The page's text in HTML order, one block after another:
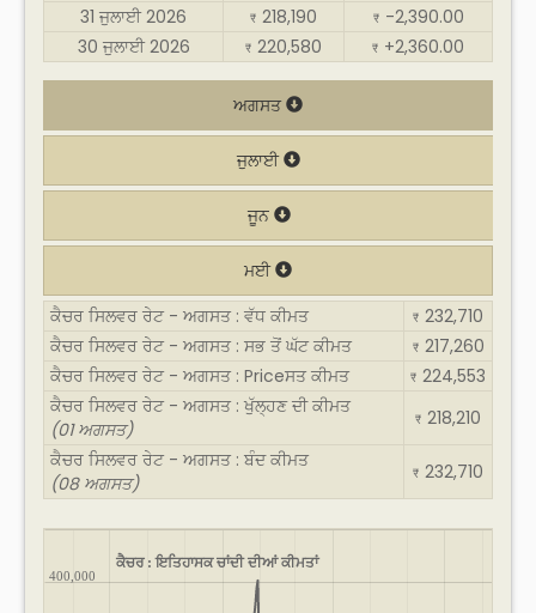
31 ਜੁਲਾਈ 2026
₹ 218,190 ₹ -2,390.00
30 ਜੁਲਾਈ 2026
₹ 220,580 ₹ +2,360.00
ਅਗਸਤ
ਜੁਲਾਈ
ਜੂਨ
ਮਈ
ਕੈਚਰ ਸਿਲਵਰ ਰੇਟ - ਅਗਸਤ : ਵੱਧ ਕੀਮਤ
₹ 232,710
ਕੈਚਰ ਸਿਲਵਰ ਰੇਟ - ਅਗਸਤ : ਸਭ ਤੋਂ ਘੱਟ ਕੀਮਤ
₹ 217,260
ਕੈਚਰ ਸਿਲਵਰ ਰੇਟ - ਅਗਸਤ : Priceਸਤ ਕੀਮਤ
₹ 224,553
ਕੈਚਰ ਸਿਲਵਰ ਰੇਟ - ਅਗਸਤ : ਖੁੱਲ੍ਹਣ ਦੀ ਕੀਮਤ
(01 ਅਗਸਤ)
₹ 218,210
ਕੈਚਰ ਸਿਲਵਰ ਰੇਟ - ਅਗਸਤ : ਬੰਦ ਕੀਮਤ
(08 ਅਗਸਤ)
₹ 232,710
ਕੈਚਰ : ਇਤਿਹਾਸਕ ਚਾਂਦੀ ਦੀਆਂ ਕੀਮਤਾਂ
400,000